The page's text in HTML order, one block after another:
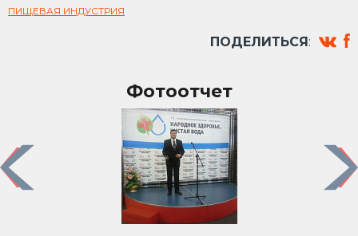
ПИЩЕВАЯ ИНДУСТРИЯ
ПОДЕЛИТЬСЯ:
Фотоотчет
Previous